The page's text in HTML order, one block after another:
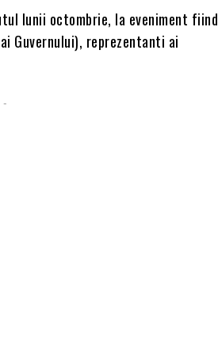
lunii octombrie, la eveniment fiind
Guvernului), reprezentanti ai
-